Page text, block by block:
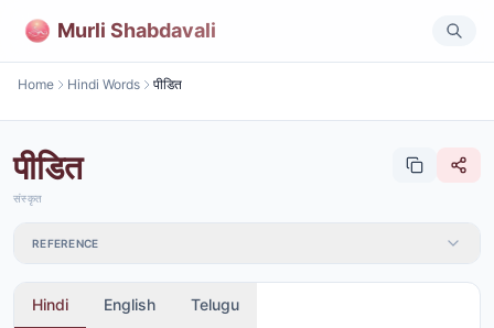
Murli Shabdavali
Home Hindi Words पीडित
पीडित
संस्कृत
REFERENCE
Hindi English Telugu